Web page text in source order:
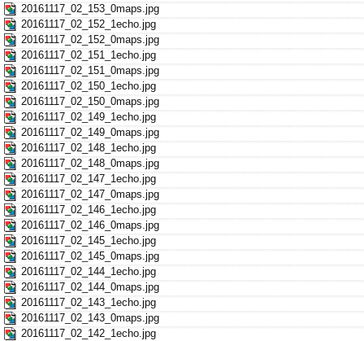
20161117_02_153_0maps.jpg
20161117_02_152_1echo.jpg
20161117_02_152_0maps.jpg
20161117_02_151_1echo.jpg
20161117_02_151_0maps.jpg
20161117_02_150_1echo.jpg
20161117_02_150_0maps.jpg
20161117_02_149_1echo.jpg
20161117_02_149_0maps.jpg
20161117_02_148_1echo.jpg
20161117_02_148_0maps.jpg
20161117_02_147_1echo.jpg
20161117_02_147_0maps.jpg
20161117_02_146_1echo.jpg
20161117_02_146_0maps.jpg
20161117_02_145_1echo.jpg
20161117_02_145_0maps.jpg
20161117_02_144_1echo.jpg
20161117_02_144_0maps.jpg
20161117_02_143_1echo.jpg
20161117_02_143_0maps.jpg
20161117_02_142_1echo.jpg